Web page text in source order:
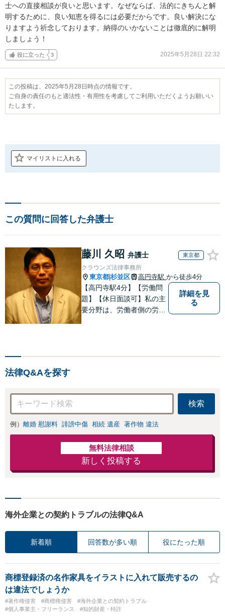
士への直接相談が良いと思います。なぜならば、法的にきちんと解
明するために、良い知恵を得るには必要だからです。良い解決にな
りますよう祈念しております。納得のいかないことは徹底的に解明
しましょう！
役に立った 3 2025年5月28日 22:32
この投稿は、2025年5月28日時点の情報です。
ご自身の責任のもと適法性・有用性を考慮してご利用いただくようお願いい
たします。
マイリストに入れる
この質問に回答した弁護士
藤川 久昭 弁護士 東京都
クラウンズ法律事務所
東京都 杉並区 高円寺駅 から徒歩4分
【高円寺駅4分】【労働問
題】【休日面談可】私の主
要分野は、労働者側の労働
詳細を見
る
法律Q&Aを探す
検索
例） 離婚 慰謝料 誹謗中傷 相続 遺産 著作物 違法
無料法律相談
新しく投稿する
海外企業との契約トラブルの法律Q&A
新着順 回答数が多い順 役にたった順
商標登録済の名作家具をイラストに入れて販売するの
は違法でしょうか
#著作権侵害 #商標権侵害
#海外企業との契約トラブル
#個人事業主・フリーランス
#知的財産・特許